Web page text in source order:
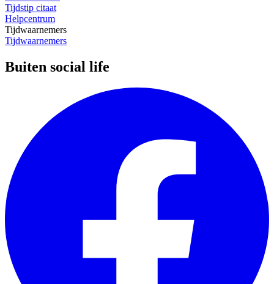
Tijdstip citaat
Helpcentrum
Tijdwaarnemers
Tijdwaarnemers
Buiten social life